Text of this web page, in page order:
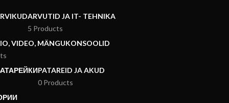
ARVUTID JA IT- TEHNIKA
5 Products
VIDEO, MÄNGUKONSOOLID
PATAREID JA AKUD
0 Products